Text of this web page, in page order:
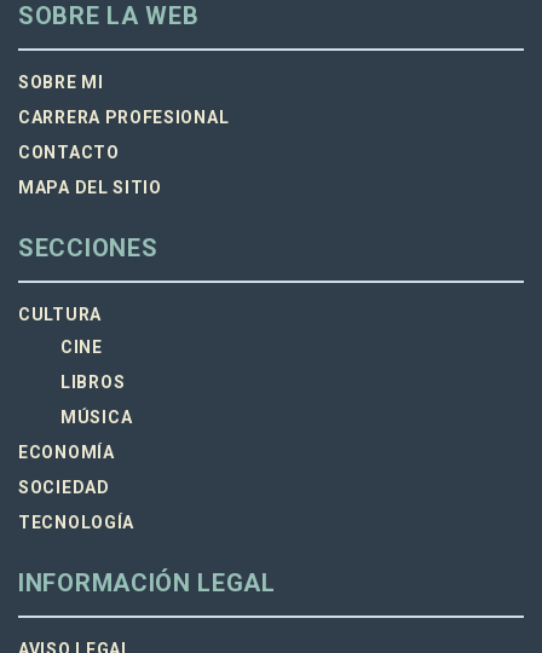
SOBRE LA WEB
SOBRE MI
CARRERA PROFESIONAL
CONTACTO
MAPA DEL SITIO
SECCIONES
CULTURA
CINE
LIBROS
MÚSICA
ECONOMÍA
SOCIEDAD
TECNOLOGÍA
INFORMACIÓN LEGAL